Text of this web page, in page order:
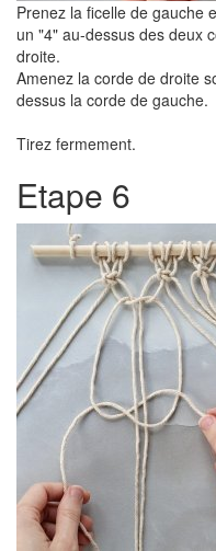
Prenez la ficelle de gauche
un "4" au-dessus des deux
droite.
Amenez la corde de droite
dessus la corde de gauche.
Tirez fermement.
Etape 6